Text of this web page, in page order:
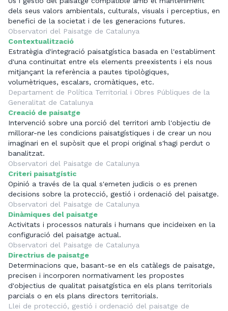
dels seus valors ambientals, culturals, visuals i perceptius, en
benefici de la societat i de les generacions futures.
Observatori del Paisatge de Catalunya
Contextualització
Estratègia d'integració paisatgística basada en l'establiment
d'una continuïtat entre els elements preexistents i els nous
mitjançant la referència a pautes tipològiques,
volumètriques, escalars, cromàtiques, etc.
Departament de Política Territorial i Obres Públiques de la
Generalitat de Catalunya
Creació de paisatge
Intervenció sobre una porció del territori amb l'objectiu de
millorar-ne les condicions paisatgístiques i de crear un nou
imaginari en el supòsit que el propi original s'hagi perdut o
banalitzat.
Observatori del Paisatge de Catalunya
Criteri paisatgístic
Opinió a través de la qual s'emeten judicis o es prenen
decisions sobre la protecció, gestió i ordenació del paisatge.
Observatori del Paisatge de Catalunya
Dinàmiques del paisatge
Activitats i processos naturals i humans que incideixen en la
configuració del paisatge actual.
Observatori del Paisatge de Catalunya
Directrius de paisatge
Determinacions que, basant-se en els catàlegs de paisatge,
precisen i incorporen normativament les propostes
d'objectius de qualitat paisatgística en els plans territorials
parcials o en els plans directors territorials.
Llei de protecció, gestió i ordenació del paisatge de